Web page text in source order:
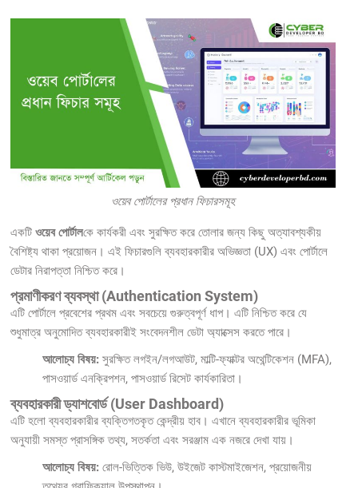
ওয়েব পোর্টালের প্রধান ফিচারসমূহ
একটিওয়েব পোর্টালকে কার্যকরী এবং সুরক্ষিত করে তোলার জন্য কিছু অত্যাবশ্যকীয়
বৈশিষ্ট্য থাকা প্রয়োজন। এই ফিচারগুলি ব্যবহারকারীর অভিজ্ঞতা (UX) এবং পোর্টালে
ডেটার নিরাপত্তা নিশ্চিত করে।
প্রমাণীকরণ ব্যবস্থা (Authentication System)
এটি পোর্টালে প্রবেশের প্রথম এবং সবচেয়ে গুরুত্বপূর্ণ ধাপ। এটি নিশ্চিত করে যে
শুধুমাত্র অনুমোদিত ব্যবহারকারীই সংবেদনশীল ডেটা অ্যাক্সেস করতে পারে।
আলোচ্য বিষয়: সুরক্ষিত লগইন/লগআউট, মাল্টি-ফ্যাক্টর অথেন্টিকেশন (MFA),
পাসওয়ার্ড এনক্রিপশন, পাসওয়ার্ড রিসেট কার্যকারিতা।
ব্যবহারকারী ড্যাশবোর্ড (User Dashboard)
এটি হলো ব্যবহারকারীর ব্যক্তিগতকৃত কেন্দ্রীয় হাব। এখানে ব্যবহারকারীর ভূমিকা
অনুযায়ী সমস্ত প্রাসঙ্গিক তথ্য, সতর্কতা এবং সরঞ্জাম এক নজরে দেখা যায়।
আলোচ্য বিষয়: রোল-ভিত্তিক ভিউ, উইজেট কাস্টমাইজেশন, প্রয়োজনীয়